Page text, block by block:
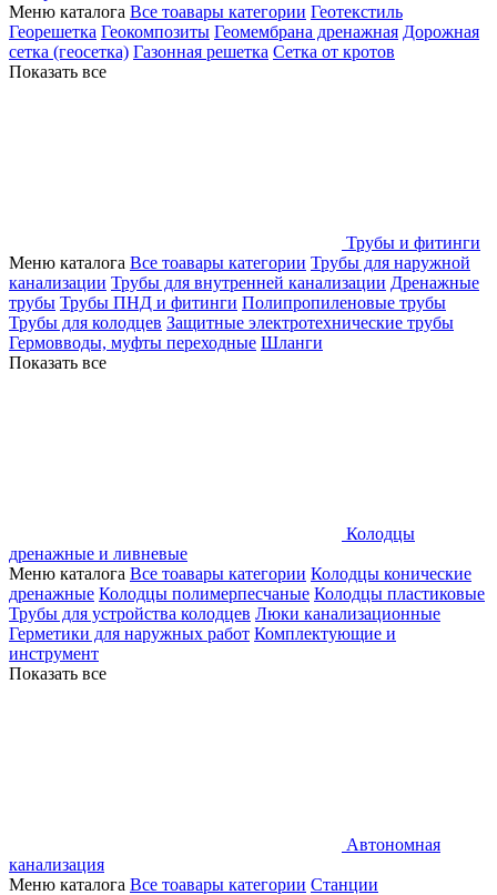
Меню каталога Все тоавары категории Геотекстиль
Георешетка Геокомпозиты Геомембрана дренажная Дорожная
сетка (геосетка) Газонная решетка Сетка от кротов
Показать все
Трубы и фитинги
Меню каталога Все тоавары категории Трубы для наружной
канализации Трубы для внутренней канализации Дренажные
трубы Трубы ПНД и фитинги Полипропиленовые трубы
Трубы для колодцев Защитные электротехнические трубы
Гермовводы, муфты переходные Шланги
Показать все
Колодцы
дренажные и ливневые
Меню каталога Все тоавары категории Колодцы конические
дренажные Колодцы полимерпесчаные Колодцы пластиковые
Трубы для устройства колодцев Люки канализационные
Герметики для наружных работ Комплектующие и
инструмент
Показать все
Автономная
канализация
Меню каталога Все тоавары категории Станции